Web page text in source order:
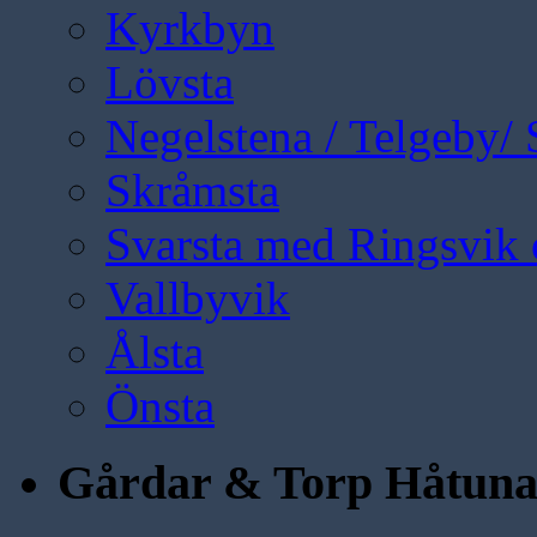
Kyrkbyn
Lövsta
Negelstena / Telgeby/
Skråmsta
Svarsta med Ringsvik
Vallbyvik
Ålsta
Önsta
Gårdar & Torp Håtuna